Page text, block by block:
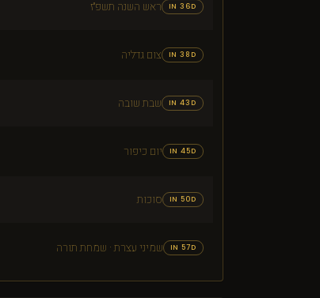
ראש השנה תשפ״ז IN 36D
צום גדליה IN 38D
שבת שובה IN 43D
יום כיפור IN 45D
סוכות IN 50D
שמיני עצרת · שמחת תורה IN 57D